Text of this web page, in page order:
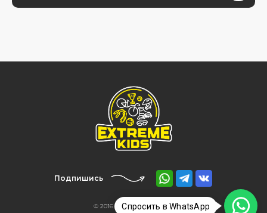
© 2016 - 2025 EXTREME KIDS
Подпишись
Спросить в WhatsApp